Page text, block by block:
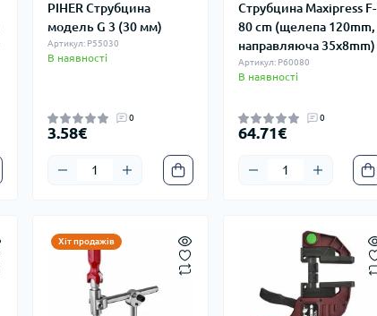
PIHER Струбцина
модeль G 3 (30 мм)
Артикул: P55030
В наявності
0
3.58€
Струбцина Maxipress F-
80 cm (щелепа 120mm,
направляюча 35x8mm)
Артикул: P60080
В наявності
0
64.71€
Хіт продажів